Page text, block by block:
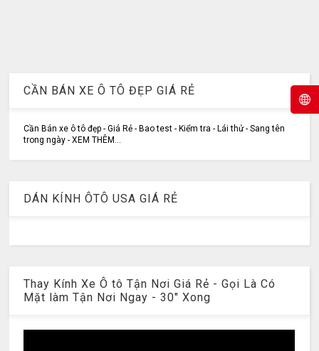
CẦN BÁN XE Ô TÔ ĐẸP GIÁ RẺ
Cần Bán xe ô tô đẹp - Giá Rẻ - Bao test - Kiểm tra - Lái thử - Sang tên
trong ngày - XEM THÊM...
DÁN KÍNH ÔTÔ USA GIÁ RẺ
Thay Kính Xe Ô tô Tận Nơi Giá Rẻ - Gọi Là Có
Mặt làm Tận Nơi Ngay - 30" Xong